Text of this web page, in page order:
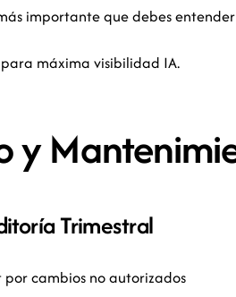
importante que debes
máxima visibilidad IA.
y
Trimestral
cambios no autorizados